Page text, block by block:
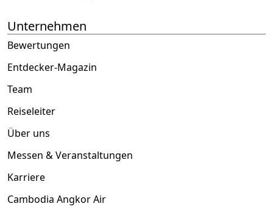
Unternehmen
Bewertungen
Entdecker-Magazin
Team
Reiseleiter
Über uns
Messen & Veranstaltungen
Karriere
Cambodia Angkor Air